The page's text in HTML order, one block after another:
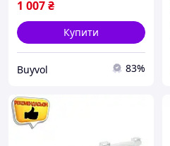
1 007₴
Купити
Buyvol 83%